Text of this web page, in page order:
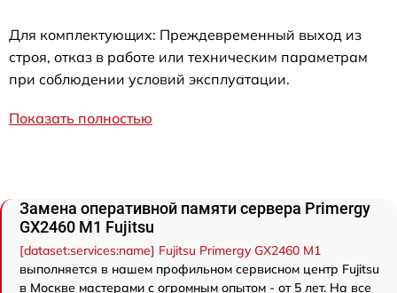
Для комплектующих: Преждевременный выход из
строя, отказ в работе или техническим параметрам
при соблюдении условий эксплуатации.
Показать полностью
Замена оперативной памяти сервера Primergy
GX2460 M1 Fujitsu
[dataset:services:name] Fujitsu Primergy GX2460 M1
выполняется в нашем профильном сервисном центр Fujitsu
в Москве мастерами с огромным опытом - от 5 лет. На все